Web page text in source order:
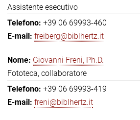
Assistente esecutivo
+39 06 69993-460
freiberg@biblhertz.it
Giovanni Freni, Ph.D.
Fototeca, collaboratore
+39 06 69993-419
freni@biblhertz.it